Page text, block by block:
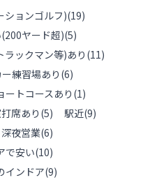
ションゴルフ)(19)
ヤード超)(5)
ックマン等)あり (11)
練習場あり(6)
ートコースあり (1)
席あり (5) 駅近(9)
深夜営業(6)
で安い(10)
インドア(9)